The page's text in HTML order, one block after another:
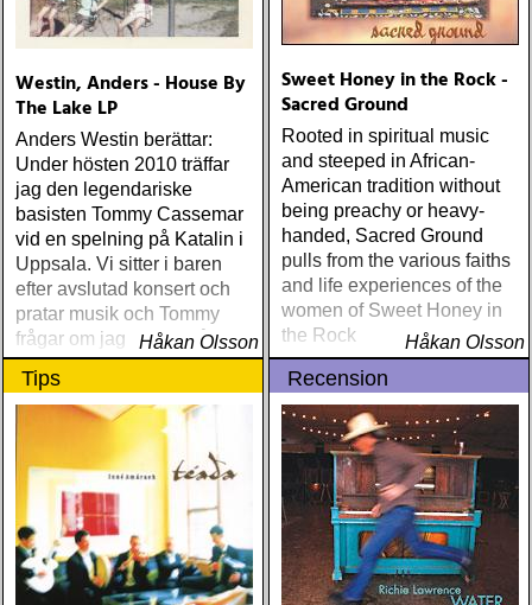
Westin, Anders - House By
The Lake LP
Anders Westin berättar:
Under hösten 2010 träffar
jag den legendariske
basisten Tommy Cassemar
vid en spelning på Katalin i
Uppsala. Vi sitter i baren
efter avslutad konsert och
pratar musik och Tommy
frågar om jag spelar något
instrument
Håkan Olsson
Sweet Honey in the Rock -
Sacred Ground
Rooted in spiritual music
and steeped in African-
American tradition without
being preachy or heavy-
handed, Sacred Ground
pulls from the various faiths
and life experiences of the
women of Sweet Honey in
the Rock
Håkan Olsson
Tips Recension